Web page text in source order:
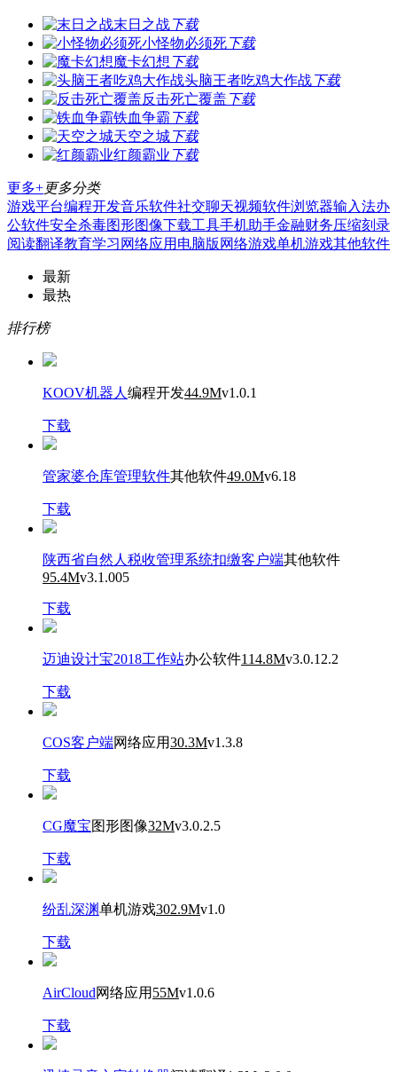
末日之战下载
小怪物必须死下载
魔卡幻想 下载
头脑王者吃鸡大作战下载
反击死亡覆盖 下载
铁血争霸 下载
天空之城下载
红颜霸业 下载
更多+更多分类
游戏平台编程开发音乐软件社交聊天视频软件浏览器输入法办
公软件安全杀毒图形图像下载工具手机助手金融财务压缩刻录
阅读翻译教育学习 网络应用 电脑版 网络游戏单机游戏其他软件
最新
最热
排行榜
KOOV机器人 编程开发44.9Mv1.0.1
下载
管家婆仓库管理软件其他软件49.0Mv6.18
下载
陕西省自然人税收管理系统扣缴客户端其他软件
95.4Mv3.1.005
下载
迈迪设计宝2018工作站办公软件114.8Mv3.0.12.2
下载
COS客户端网络应用30.3Mv1.3.8
下载
CG魔宝图形图像32Mv3.0.2.5
下载
纷乱深渊单机游戏302.9Mv1.0
下载
AirCloud网络应用 55Mv1.0.6
下载